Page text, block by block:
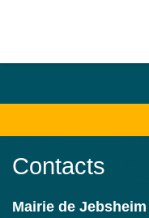
Contacts
Mairie de Jebsheim